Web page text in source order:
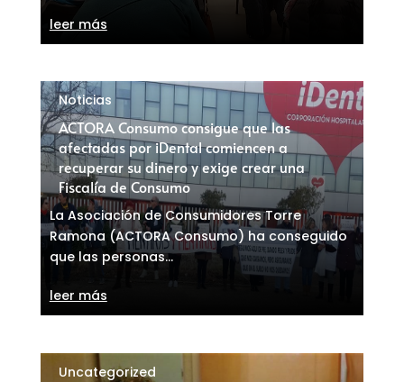
leer más
ACTORA Consumo consigue que las
afectadas por iDental comiencen a
recuperar su dinero y exige crear una
Fiscalía de Consumo
Noticias
La Asociación de Consumidores Torre
Ramona (ACTORA Consumo) ha conseguido
que las personas...
leer más
Uncategorized